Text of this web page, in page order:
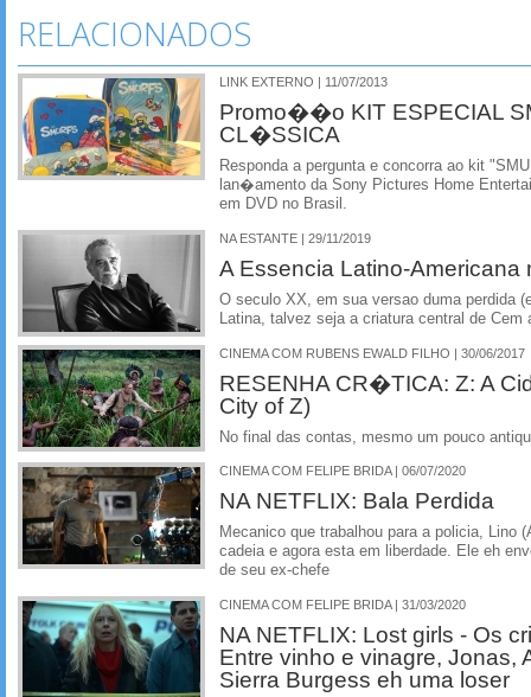
RELACIONADOS
LINK EXTERNO | 11/07/2013
Promo��o KIT ESPECIAL
CL�SSICA
Responda a pergunta e concorra ao kit
lan�amento da Sony Pictures Home
em DVD no Brasil.
NA ESTANTE | 29/11/2019
A Essencia Latino-Americana
O seculo XX, em sua versao duma perdida
Latina, talvez seja a criatura central de Cem
CINEMA COM RUBENS EWALD FILHO | 30/06/2017
RESENHA CR�TICA: Z: A
City of Z)
No final das contas, mesmo um pouco
CINEMA COM FELIPE BRIDA | 06/07/2020
NA NETFLIX: Bala Perdida
Mecanico que trabalhou para a policia, Lino
cadeia e agora esta em liberdade. Ele eh
de seu ex-chefe
CINEMA COM FELIPE BRIDA | 31/03/2020
NA NETFLIX: Lost girls - Os
Entre vinho e vinagre, Jonas,
Sierra Burgess eh uma loser